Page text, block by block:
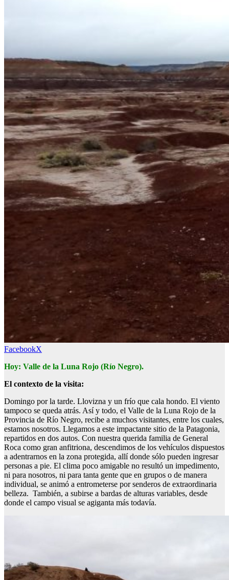
FacebookX
Hoy: Valle de la Luna Rojo (Río Negro).
El contexto de la visita:
Domingo por la tarde. Llovizna y un frío que cala hondo. El viento
tampoco se queda atrás. Así y todo, el Valle de la Luna Rojo de la
Provincia de Río Negro, recibe a muchos visitantes, entre los cuales,
estamos nosotros. Llegamos a este impactante sitio de la Patagonia,
repartidos en dos autos. Con nuestra querida familia de General
Roca como gran anfitriona, descendimos de los vehículos dispuestos
a adentrarnos en la zona protegida, allí donde sólo pueden ingresar
personas a pie. El clima poco amigable no resultó un impedimento,
ni para nosotros, ni para tanta gente que en grupos o de manera
individual, se animó a entrometerse por senderos de extraordinaria
belleza. También, a subirse a bardas de alturas variables, desde
donde el campo visual se agiganta más todavía.